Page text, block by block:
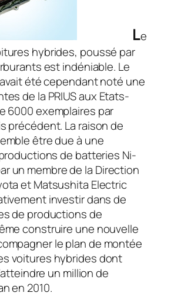
Le
hybrides, poussé par
est indéniable. Le
été cependant noté une
de la PRIUS aux Etats-
6000 exemplaires par
précédent. La raison de
être due à une
de batteries Ni-
un membre de la Direction
et Matsushita Electric
investir dans de
de productions de
construire une nouvelle
le plan de montée
voitures hybrides dont
un million de
en 2010.